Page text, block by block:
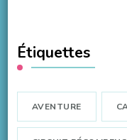
Étiquettes
AVENTURE